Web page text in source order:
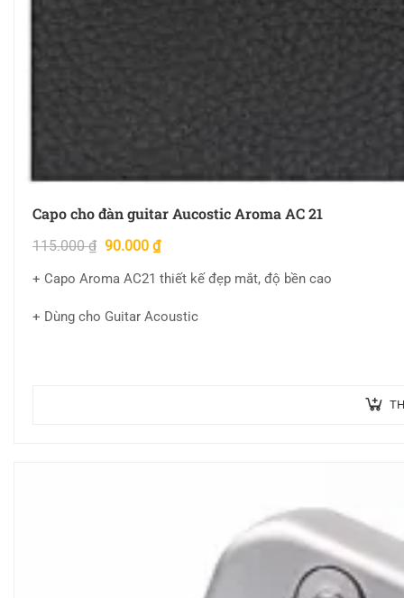
Capo cho đàn guitar Aucostic Aroma AC 21
115.000₫ 90.000 ₫
+ Capo Aroma AC21 thiết kế đẹp mắt, độ bền cao
+ Dùng cho Guitar Acoustic